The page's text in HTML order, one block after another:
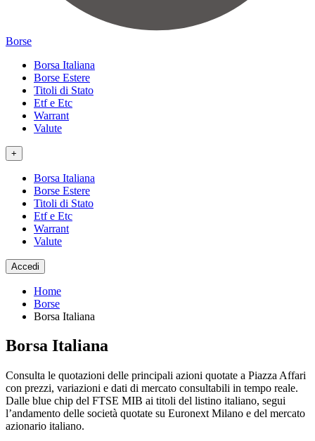
Borse
Borsa Italiana
Borse Estere
Titoli di Stato
Etf e Etc
Warrant
Valute
+
Borsa Italiana
Borse Estere
Titoli di Stato
Etf e Etc
Warrant
Valute
Accedi
Home
Borse
Borsa Italiana
Borsa Italiana
Consulta le quotazioni delle principali azioni quotate a Piazza Affari
con prezzi, variazioni e dati di mercato consultabili in tempo reale.
Dalle blue chip del FTSE MIB ai titoli del listino italiano, segui
l’andamento delle società quotate su Euronext Milano e del mercato
azionario italiano.